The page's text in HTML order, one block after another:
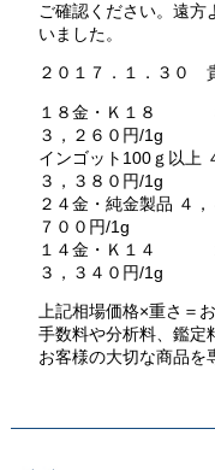
ご確認ください。遠方
いました。
２０１７．１．３０
１８金・Ｋ１８
３，２６０円/1g
インゴット100ｇ以
３，３８０円/1g
２４金・純金製品
７００円/1g
１４金・Ｋ１４
３，３４０円/1g
上記相場価格×重さ
手数料や分析料、鑑定
お客様の大切な商品を